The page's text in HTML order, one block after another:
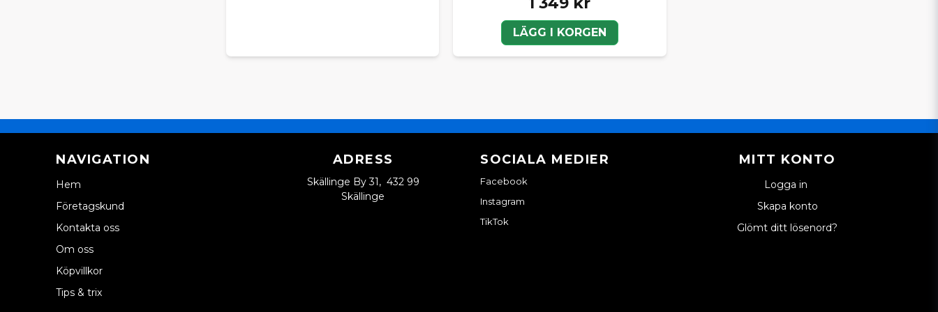
LÄGG I KORGEN
NAVIGATION
Hem
Företagskund
Kontakta oss
Om oss
Köpvillkor
Tips & trix
ADRESS
Skällinge By 31, 432 99
Skällinge
SOCIALA MEDIER
Facebook
Instagram
TikTok
MITT KONTO
Logga in
Skapa konto
Glömt ditt lösenord?